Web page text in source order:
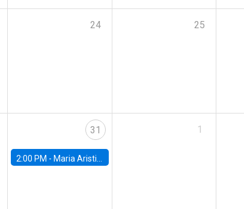
24 25
31
2:00 PM - Maria Aristizabal-Ramirez, FED Board
1